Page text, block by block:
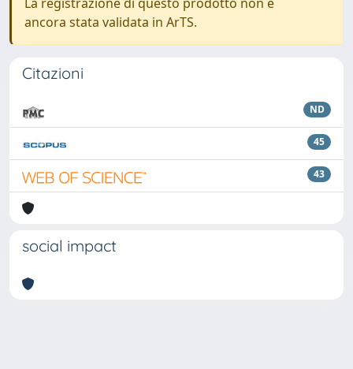
ancora stata validata in ArTS.
Citazioni
ND
45
43
social impact